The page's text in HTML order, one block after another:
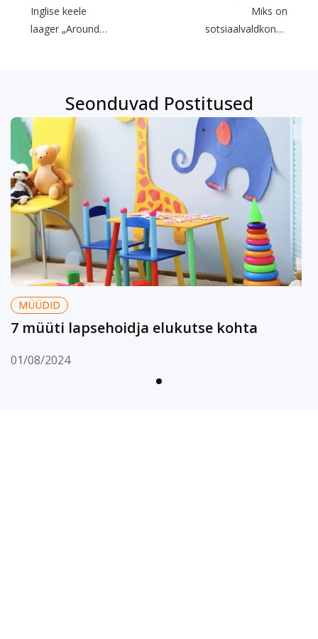
Inglise keele
laager „Around
Miks on
sotsiaalvaldkonna
Seonduvad Postitused
MÜÜDID
7 müüti lapsehoidja elukutse kohta
01/08/2024